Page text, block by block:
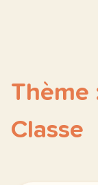
Thème
Classe